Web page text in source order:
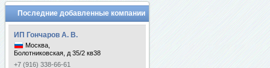
Последние добавленные компании
ИП Гончаров А. В.
Москва,
Болотниковская, д 35/2 кв38
+7 (916) 338-66-61